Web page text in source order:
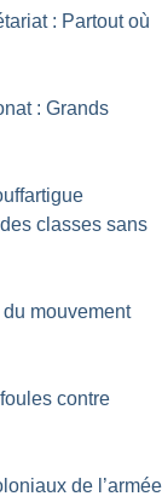
: Partout où
: Grands
classes sans
mouvement
contre
de l’armée